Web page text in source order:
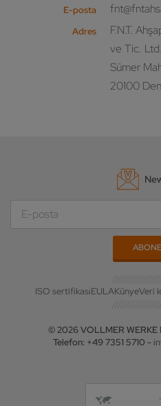
E-posta
Adres
F.N.T.
ve Tic.
Sümer
20100
ISO sertifikasıEULAKünyeVeri
© 2026 VOLLMER
Telefon: +49 7351 5710 -